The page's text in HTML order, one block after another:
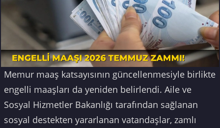
Memur maaş katsayısının güncellenmesiyle birlikte
engelli maaşları da yeniden belirlendi. Aile ve
Sosyal Hizmetler Bakanlığı tarafından sağlanan
sosyal destekten yararlanan vatandaşlar, zamlı